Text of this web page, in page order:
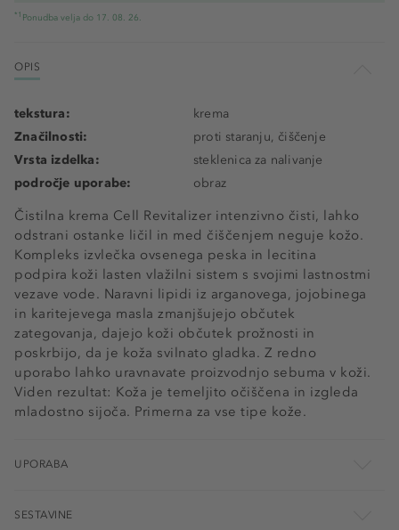
*1 Ponudba velja do 17. 08. 26.
OPIS
Čistilna krema Cell Revitalizer intenzivno čisti, lahko
odstrani ostanke ličil in med čiščenjem neguje kožo.
Kompleks izvlečka ovsenega peska in lecitina
podpira koži lasten vlažilni sistem s svojimi lastnostmi
vezave vode. Naravni lipidi iz arganovega, jojobinega
in karitejevega masla zmanjšujejo občutek
zategovanja, dajejo koži občutek prožnosti in
poskrbijo, da je koža svilnato gladka. Z redno
uporabo lahko uravnavate proizvodnjo sebuma v koži.
Viden rezultat: Koža je temeljito očiščena in izgleda
mladostno sijoča. Primerna za vse tipe kože.
tekstura:
krema
Značilnosti:
proti staranju, čiščenje
Vrsta izdelka:
steklenica za nalivanje
področje uporabe:
obraz
UPORABA
SESTAVINE